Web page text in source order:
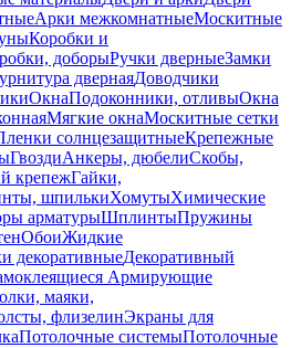
Арки межкомнатныеМоскитные
Коробки и
доборыРучки дверныеЗамки
двернаяДоводчики
ОкнаПодоконники, отливыОкна
Мягкие окнаМоскитные сетки
солнцезащитныеКрепежные
ГвоздиАнкеры, дюбелиСкобы,
крепежГайки,
шпилькиХомутыХимические
арматурыШплинтыПружины
ОбоиЖидкие
декоративныеДекоративный
Армирующие
маяки,
флизелинЭкраны для
Потолочные системыПотолочные